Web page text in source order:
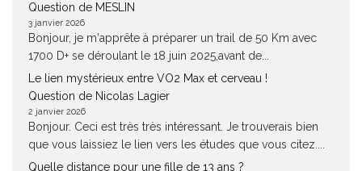
Question de MESLIN
3 janvier 2026
Bonjour, je m'apprête à préparer un trail de 50 Km avec
1700 D+ se déroulant le 18 juin 2025,avant de...
Le lien mystérieux entre VO2 Max et cerveau !
Question de Nicolas Lagier
2 janvier 2026
Bonjour. Ceci est très très intéressant. Je trouverais bien
que vous laissiez le lien vers les études que vous citez....
Quelle distance pour une fille de 13 ans ?